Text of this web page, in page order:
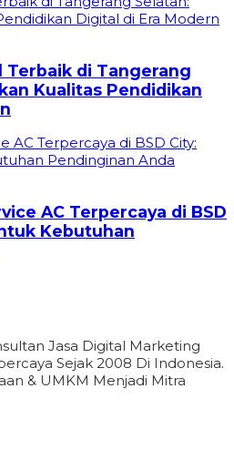
Terbaik di Tangerang
Kualitas Pendidikan
AC Terpercaya di BSD
Kebutuhan
Jasa Digital Marketing
Sejak 2008 Di Indonesia.
& UMKM Menjadi Mitra